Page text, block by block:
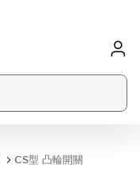
CS型 凸輪開關